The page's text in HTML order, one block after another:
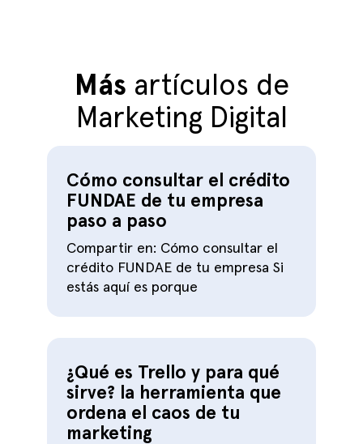
Más artículos de
Marketing Digital
Cómo consultar el crédito
FUNDAE de tu empresa
paso a paso
Compartir en: Cómo consultar el
crédito FUNDAE de tu empresa Si
estás aquí es porque
¿Qué es Trello y para qué
sirve? la herramienta que
ordena el caos de tu
marketing